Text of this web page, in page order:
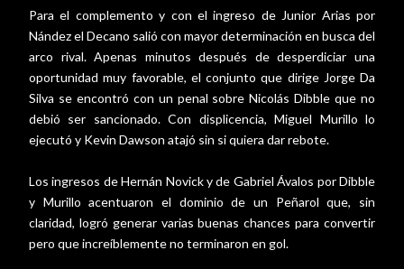
Para el complemento y con el ingreso de Junior Arias por
Nández el Decano salió con mayor determinación en busca del
arco rival. Apenas minutos después de desperdiciar una
oportunidad muy favorable, el conjunto que dirige Jorge Da
Silva se encontró con un penal sobre Nicolás Dibble que no
debió ser sancionado. Con displicencia, Miguel Murillo lo
ejecutó y Kevin Dawson atajó sin si quiera dar rebote.
Los ingresos de Hernán Novick y de Gabriel Ávalos por Dibble
y Murillo acentuaron el dominio de un Peñarol que, sin
claridad, logró generar varias buenas chances para convertir
pero que increíblemente no terminaron en gol.